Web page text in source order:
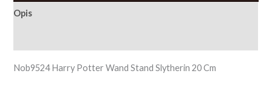
Opis
Nob9524 Harry Potter Wand Stand Slytherin 20 Cm